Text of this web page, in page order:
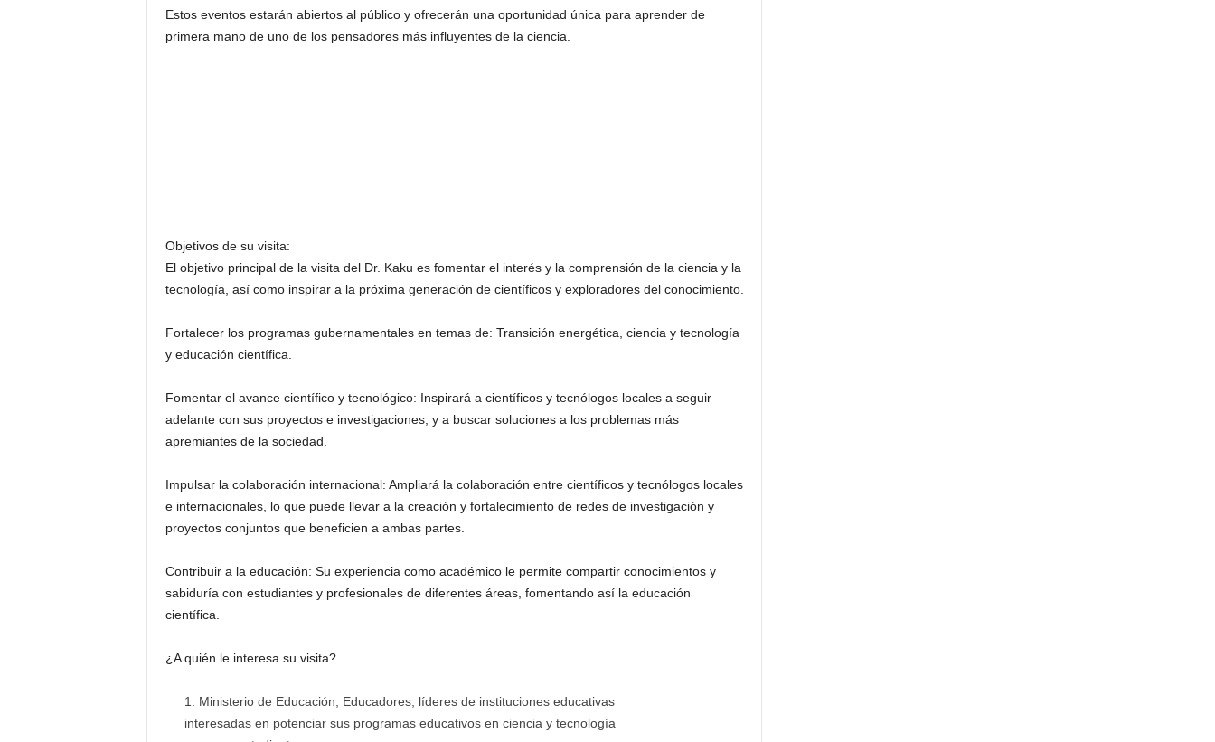
Estos eventos estarán abiertos al público y ofrecerán una oportunidad única para aprender de
primera mano de uno de los pensadores más influyentes de la ciencia.
Objetivos de su visita:
El objetivo principal de la visita del Dr. Kaku es fomentar el interés y la comprensión de la ciencia y la
tecnología, así como inspirar a la próxima generación de científicos y exploradores del conocimiento.
Fortalecer los programas gubernamentales en temas de: Transición energética, ciencia y tecnología
y educación científica.
Fomentar el avance científico y tecnológico: Inspirará a científicos y tecnólogos locales a seguir
adelante con sus proyectos e investigaciones, y a buscar soluciones a los problemas más
apremiantes de la sociedad.
Impulsar la colaboración internacional: Ampliará la colaboración entre científicos y tecnólogos locales
e internacionales, lo que puede llevar a la creación y fortalecimiento de redes de investigación y
proyectos conjuntos que beneficien a ambas partes.
Contribuir a la educación: Su experiencia como académico le permite compartir conocimientos y
sabiduría con estudiantes y profesionales de diferentes áreas, fomentando así la educación
científica.
¿A quién le interesa su visita?
Ministerio de Educación, Educadores, líderes de instituciones educativas
interesadas en potenciar sus programas educativos en ciencia y tecnología